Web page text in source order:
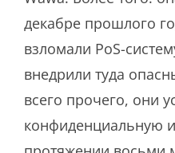
декабре прошлого
взломали PoS-
внедрили туда
всего прочего, они
конфиденциальную